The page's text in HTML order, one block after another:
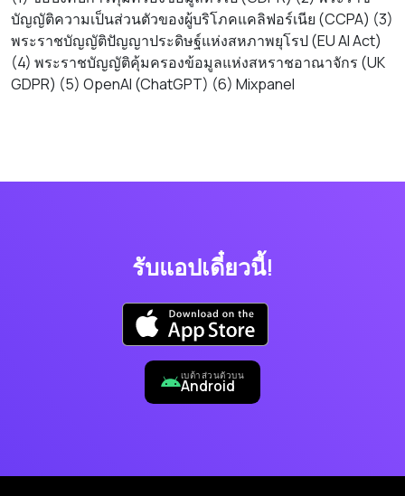
บัญญัติความเป็นส่วนตัวของผู้บริโภคแคลิฟอร์เนีย (CCPA) (3)
พระราชบัญญัติปัญญาประดิษฐ์แห่งสหภาพยุโรป (EU AI Act)
(4) พระราชบัญญัติคุ้มครองข้อมูลแห่งสหราชอาณาจักร (UK
GDPR) (5) OpenAI (ChatGPT) (6) Mixpanel
รับแอปเดี๋ยวนี้!
เบต้าส่วนตัวบน
Android